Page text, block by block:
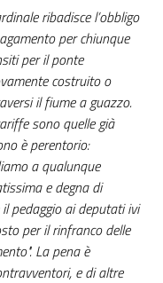
ribadisce l’obbligo
per chiunque
per il ponte
costruito o
il fiume a guazzo.
sono quelle già
è perentorio:
a qualunque
e degna di
pedaggio ai deputati ivi
per il rinfranco delle
La pena è
e di altre